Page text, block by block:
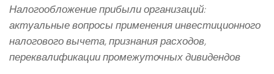
Налогообложение прибыли организаций:
актуальные вопросы применения инвестиционного
налогового вычета, признания расходов,
переквалификации промежуточных дивидендов